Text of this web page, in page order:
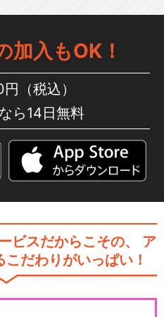
加入もOK！
（税込）
ら14日無料
ビスだからこその、
ア
だわりがいっぱい！